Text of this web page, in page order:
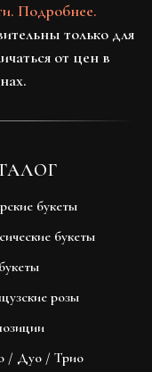
Подробнее.
только для
от цен в
букеты
букеты
розы
/ Дуо / Трио